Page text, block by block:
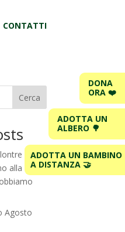
CONTATTI
Cerca
in
alla
Agosto
DONA
ORA ❤️
ADOTTA UN
ALBERO 🌳
ADOTTA UN BAMBINO
A DISTANZA 🤝